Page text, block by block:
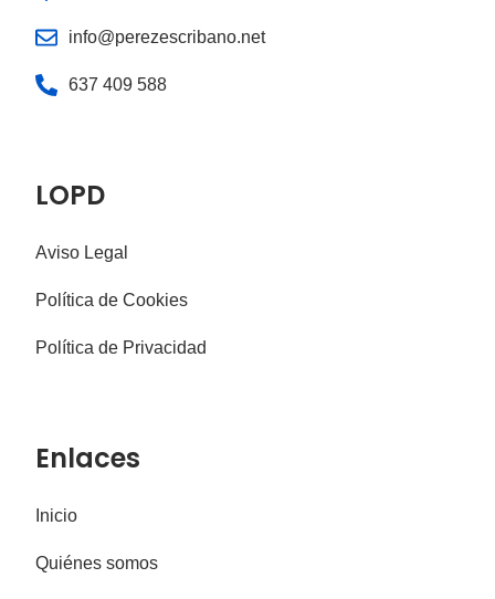
info@perezescribano.net
637 409 588
LOPD
Aviso Legal
Política de Cookies
Política de Privacidad
Enlaces
Inicio
Quiénes somos